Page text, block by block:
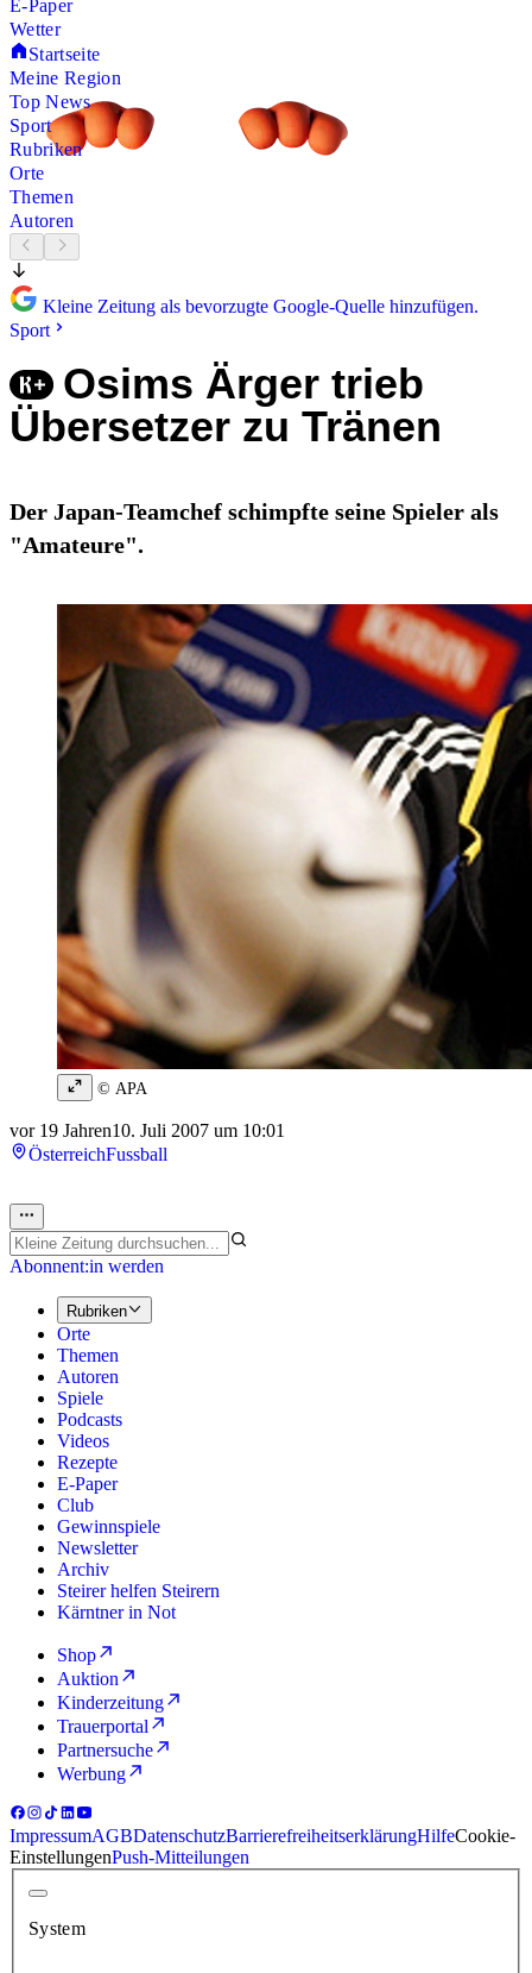
E-Paper
Wetter
Startseite
Meine Region
Top News
Sport
Rubriken
Orte
Themen
Autoren
Kleine Zeitung als bevorzugte Google-Quelle hinzufügen.
Sport
Osims Ärger trieb
Übersetzer zu Tränen
Der Japan-Teamchef schimpfte seine Spieler als
"Amateure".
© APA
vor 19 Jahren10. Juli 2007 um 10:01
ÖsterreichFussball
Abonnent:in werden
Rubriken
Orte
Themen
Autoren
Spiele
Podcasts
Videos
Rezepte
E-Paper
Club
Gewinnspiele
Newsletter
Archiv
Steirer helfen Steirern
Kärntner in Not
Shop
Auktion
Kinderzeitung
Trauerportal
Partnersuche
Werbung
ImpressumAGBDatenschutzBarrierefreiheitserklärungHilfeCookie-
EinstellungenPush-Mitteilungen
System